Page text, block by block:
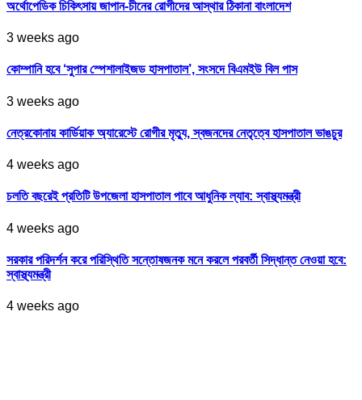
অর্থোপেডিক চিকিৎসায় জাপান-চীনের রোগীদের আস্থার ঠিকানা বাংলাদেশ
3 weeks ago
কোম্পানি হবে ‘সুপার স্পেশালাইজড হাসপাতাল’, সংসদে বিএমইউ বিল পাস
3 weeks ago
নেত্রকোনায় কার্ডিয়াক অ্যারেস্টে রোগীর মৃত্যু, স্বজনদের নেতৃত্বে হাসপাতাল ভাঙচুর
4 weeks ago
চলতি বছরেই প্রতিটি উপজেলা হাসপাতাল পাবে আধুনিক ল্যাব: স্বাস্থ্যমন্ত্রী
4 weeks ago
সরকার পরিদর্শন করে পরিস্থিতি সন্তোষজনক মনে করলে পরবর্তী সিদ্ধান্ত নেওয়া হবে:
স্বাস্থ্যমন্ত্রী
4 weeks ago